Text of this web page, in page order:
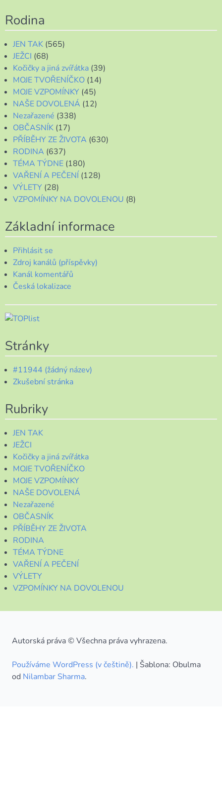
Rodina
JEN TAK (565)
JEŽCI (68)
Kočičky a jiná zvířátka (39)
MOJE TVOŘENÍČKO (14)
MOJE VZPOMÍNKY (45)
NAŠE DOVOLENÁ (12)
Nezařazené (338)
OBČASNÍK (17)
PŘÍBĚHY ZE ŽIVOTA (630)
RODINA (637)
TÉMA TÝDNE (180)
VAŘENÍ A PEČENÍ (128)
VÝLETY (28)
VZPOMÍNKY NA DOVOLENOU (8)
Základní informace
Přihlásit se
Zdroj kanálů (příspěvky)
Kanál komentářů
Česká lokalizace
Stránky
#11944 (žádný název)
Zkušební stránka
Rubriky
JEN TAK
JEŽCI
Kočičky a jiná zvířátka
MOJE TVOŘENÍČKO
MOJE VZPOMÍNKY
NAŠE DOVOLENÁ
Nezařazené
OBČASNÍK
PŘÍBĚHY ZE ŽIVOTA
RODINA
TÉMA TÝDNE
VAŘENÍ A PEČENÍ
VÝLETY
VZPOMÍNKY NA DOVOLENOU
Autorská práva © Všechna práva vyhrazena.
Používáme WordPress (v češtině). | Šablona: Obulma
od Nilambar Sharma.